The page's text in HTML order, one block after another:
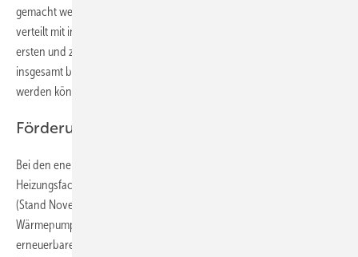
gemacht werden. Vielmehr soll die Investitionssumme über drei Jahre
verteilt mit insgesamt 20 % steuermindernd gefördert werden. Im
ersten und zweiten Jahr mit 7 %, im dritten mit 6 %. Maximal sollen
insgesamt bis zu 40 000 Euro von der Steuerschuld abgezogen
werden können.
Förderung für energetische ­Sanierung
Bei den energetischen Sanierungsmaßnahmen gelten für den
Heizungsfachmann folgende technische Systeme als förderfähig
(Stand November 2019): Solarkollektoren, Biomasseanlagen,
Wärmepumpen, Gas-Brennwertgeräte (mit Vorbereitung für
erneuerbare Energien – „renewable ready“) und Gas-